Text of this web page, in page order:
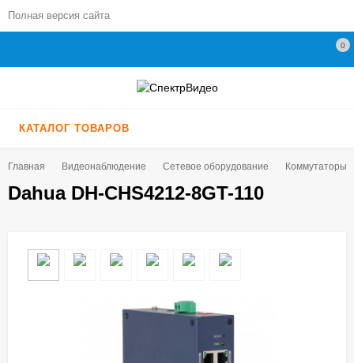
Полная версия сайта
0
КАТАЛОГ ТОВАРОВ
Главная Видеонаблюдение Сетевое оборудование Коммутаторы
Dahua DH-CHS4212-8GT-110